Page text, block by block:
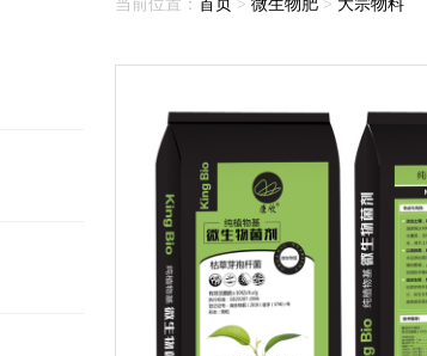
当前位置： 首页 > 微生物肥 > 大宗物料